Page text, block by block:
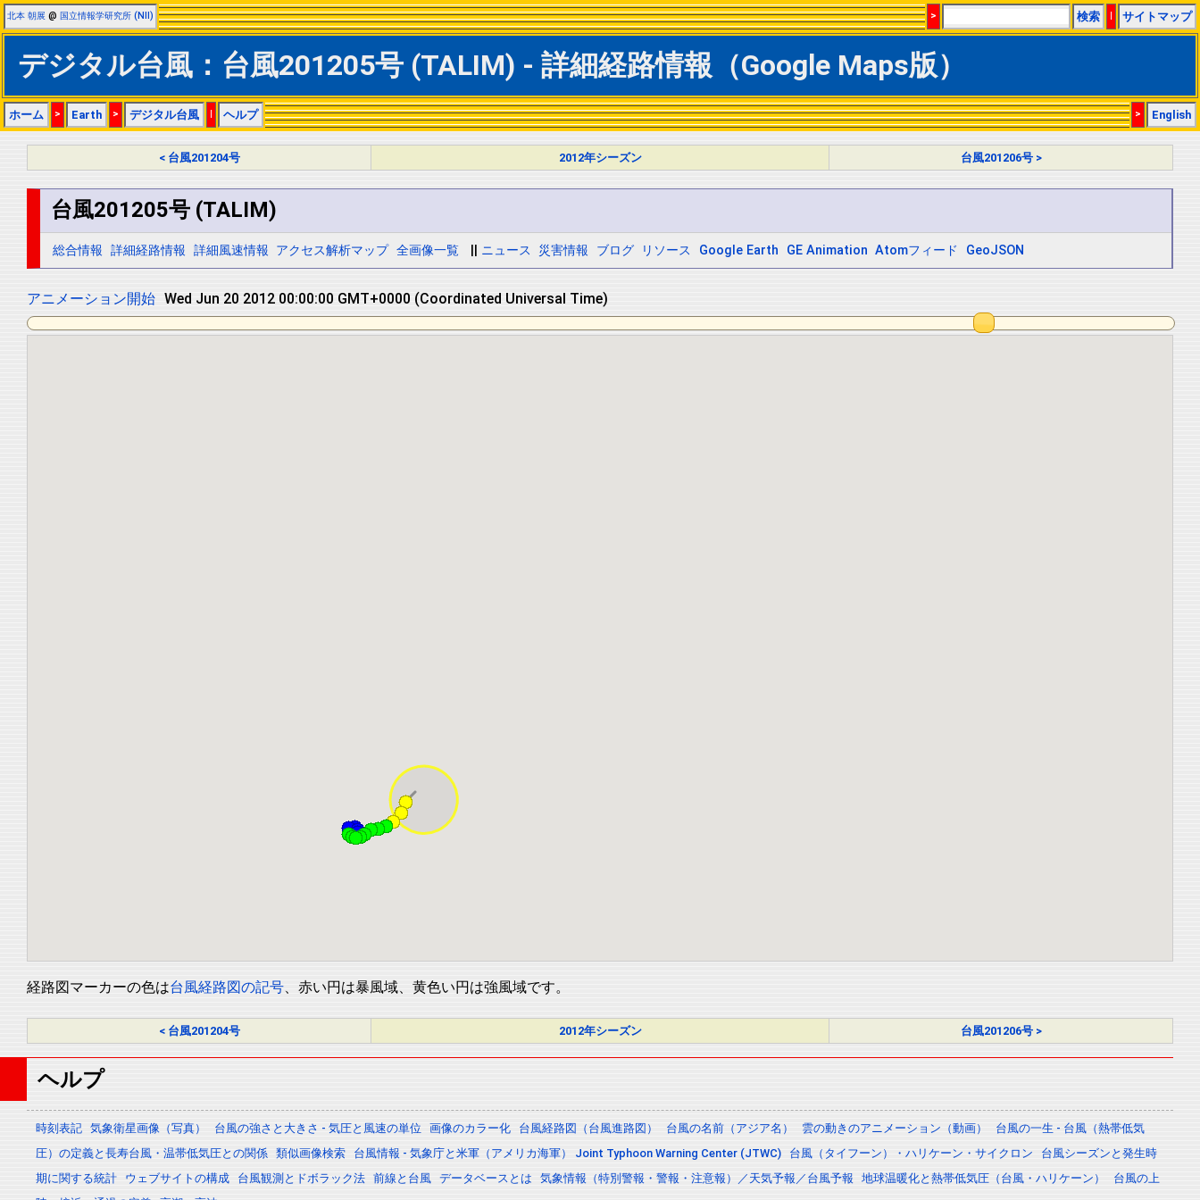
北本 朝展 @ 国立情報学研究所 (NII) > 検索 | サイトマップ
デジタル台風：台風201205号 (TALIM) - 詳細経路情報（Google Maps版）
ホーム > Earth > デジタル台風 | ヘルプ > English
< 台風201204号 2012年シーズン 台風201206号 >
台風201205号 (TALIM)
総合情報 詳細経路情報 詳細風速情報 アクセス解析マップ 全画像一覧 ニュース 災害情報 ブログ リソース Google Earth GE Animation Atomフィード GeoJSON
アニメーション開始 Wed Jun 20 2012 12:00:00 GMT+0000 (Coordinated Universal Time)
経路図マーカーの色は台風経路図の記号、赤い円は暴風域、黄色い円は強風域です。
< 台風201204号 2012年シーズン 台風201206号 >
ヘルプ
時刻表記 気象衛星画像（写真） 台風の強さと大きさ - 気圧と風速の単位 画像のカラー化 台風経路図（台風進路図） 台風の名前（アジア名） 雲の動きのアニメーション（動画）
台風の一生 - 台風（熱帯低気
圧）の定義と長寿台風・温帯低気圧との関係 類似画像検索 台風情報 - 気象庁と米軍（アメリカ海軍） Joint Typhoon Warning Center (JTWC) 台風（タイフーン）・ハリケーン・サイクロン
台風シーズンと発生時
期に関する統計
ウェブサイトの構成 台風観測とドボラック法 前線と台風 データベースとは 気象情報（特別警報・警報・注意報）／天気予報／台風予報 地球温暖化と熱帯低気圧（台風・ハリケーン）
台風の上